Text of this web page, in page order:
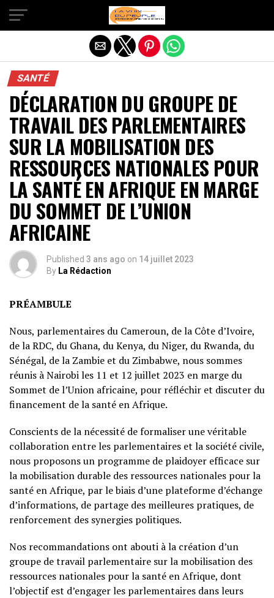
SANTÉ
DÉCLARATION DU GROUPE DE
TRAVAIL DES PARLEMENTAIRES
SUR LA MOBILISATION DES
RESSOURCES NATIONALES POUR
LA SANTÉ EN AFRIQUE EN MARGE
DU SOMMET DE L’UNION
AFRICAINE
Published 3 ans ago on 14 juillet 2023
By La Rédaction
PRÉAMBULE
Nous, parlementaires du Cameroun, de la Côte d’Ivoire,
de la RDC, du Ghana, du Kenya, du Niger, du Rwanda, du
Sénégal, de la Zambie et du Zimbabwe, nous sommes
réunis à Nairobi les 11 et 12 juillet 2023 en marge du
Sommet de l’Union africaine, pour réfléchir et discuter du
financement de la santé en Afrique.
Conscients de la nécessité de formaliser une véritable
collaboration entre les parlementaires et la société civile,
nous proposons un programme de plaidoyer efficace sur
la mobilisation durable des ressources nationales pour la
santé en Afrique, par le biais d’une plateforme d’échange
d’informations, de partage des meilleures pratiques, de
renforcement des synergies politiques.
Nos recommandations ont abouti à la création d’un
groupe de travail parlementaire sur la mobilisation des
ressources nationales pour la santé en Afrique, dont
l’objectif est d’engager les parlementaires dans leurs
Quitter la version mobile